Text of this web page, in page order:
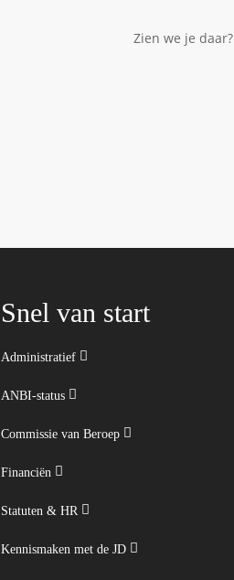
Zien we je daar?
Snel van start
Administratief
ANBI-status
Commissie van Beroep
Financiën
Statuten & HR
Kennismaken met de JD